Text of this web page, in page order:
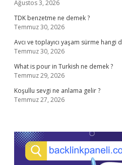
Ağustos 3, 2026
TDK benzetme ne demek ?
Temmuz 30, 2026
Avcı ve toplayıcı yaşam sürme hangi
Temmuz 30, 2026
What is pour in Turkish ne demek ?
Temmuz 29, 2026
Koşullu sevgi ne anlama gelir ?
Temmuz 27, 2026